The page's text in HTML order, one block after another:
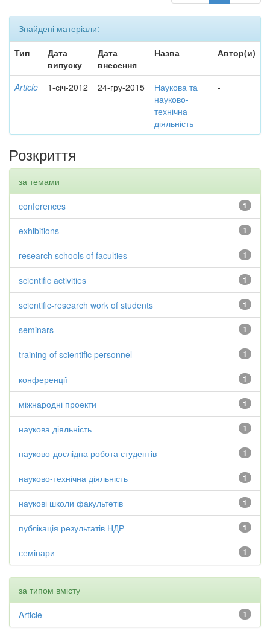
Знайдені матеріали:
Тип
Дата
випуску
Дата
внесення
Назва Автор(и)
Article 1-січ-2012 24-гру-2015
Наукова та
науково-
технічна
діяльність
-
Розкриття
за темами
1
conferences
1
exhibitions
1
research schools of faculties
1
scientific activities
1
scientific-research work of students
1
seminars
1
training of scientific personnel
1
конференції
1
міжнародні проекти
1
наукова діяльність
1
науково-дослідна робота студентів
1
науково-технічна діяльність
1
наукові школи факультетів
1
публікація результатів НДР
1
семінари
за типом вмісту
1
Article